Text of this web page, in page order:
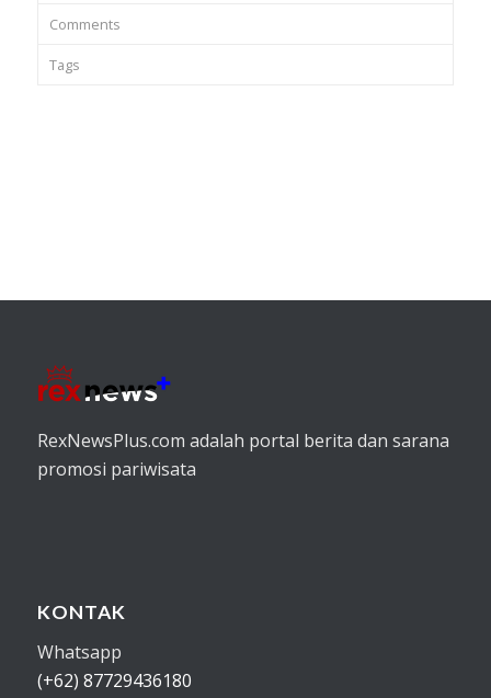
Comments
Tags
RexNewsPlus.com adalah portal berita dan sarana
promosi pariwisata
KONTAK
Whatsapp
(+62) 87729436180